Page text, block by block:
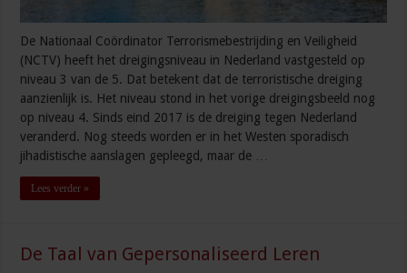
De Nationaal Coördinator Terrorismebestrijding en Veiligheid
(NCTV) heeft het dreigingsniveau in Nederland vastgesteld op
niveau 3 van de 5. Dat betekent dat de terroristische dreiging
aanzienlijk is. Het niveau stond in het vorige dreigingsbeeld nog
op niveau 4. Sinds eind 2017 is de dreiging tegen Nederland
veranderd. Nog steeds worden er in het Westen sporadisch
jihadistische aanslagen gepleegd, maar de …
Lees verder »
De Taal van Gepersonaliseerd Leren